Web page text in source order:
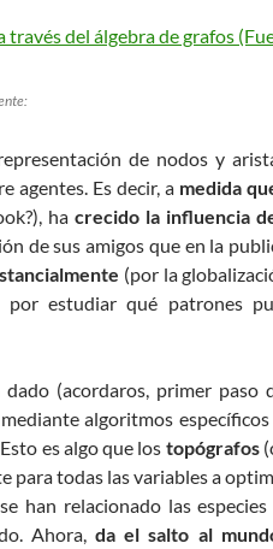
de nodos y
agentes. Es decir, a medida
ha crecido la influencia
de sus amigos que en la
(por la
estudiar qué patrones
(acordaros, primer paso
algoritmos
es algo que los topógrafos
para todas las variables a
han relacionado las
Ahora,da el salto al